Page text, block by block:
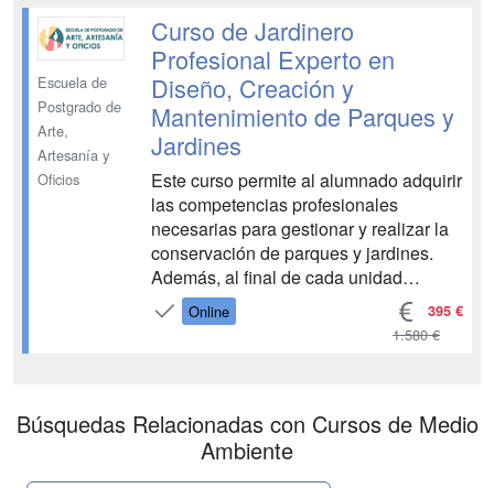
Escuela de
Postgrado de
Arte,
Artesanía y
Oficios
Curso de Jardinero
Profesional Experto en
Diseño, Creación y
Mantenimiento de Parques y
Jardines
Este curso permite al alumnado adquirir
las competencias profesionales
necesarias para gestionar y realizar la
conservación de parques y jardines.
Además, al final de cada unidad
didáctica el/la alumno/a encontrará
ejercicios de autoevaluación que le
Online 395 €
1.580 €
Búsquedas Relacionadas con Cursos de Medio
Ambiente